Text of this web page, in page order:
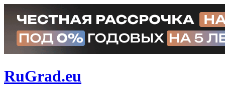
RuGrad.eu